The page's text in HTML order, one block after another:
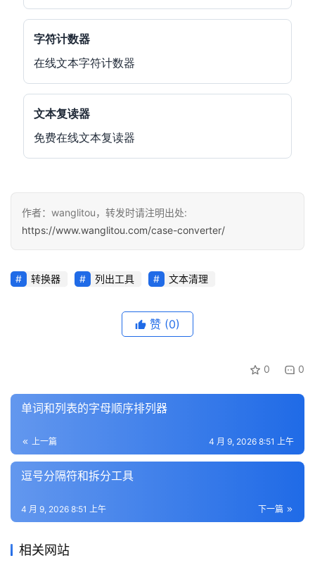
字符计数器
在线文本字符计数器
文本复读器
免费在线文本复读器
作者：wanglitou，转发时请注明出处:
https://www.wanglitou.com/case-converter/
转换器 列出工具 文本清理
赞 (0)
0 0
单词和列表的字母顺序排列器
上一篇 4 月 9, 2026 8:51 上午
逗号分隔符和拆分工具
下一篇
4 月 9, 2026 8:51 上午
相关网站